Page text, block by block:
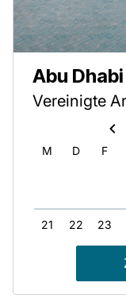
Abu Dhabi
Vereinigte
M
21
D
22
F
23